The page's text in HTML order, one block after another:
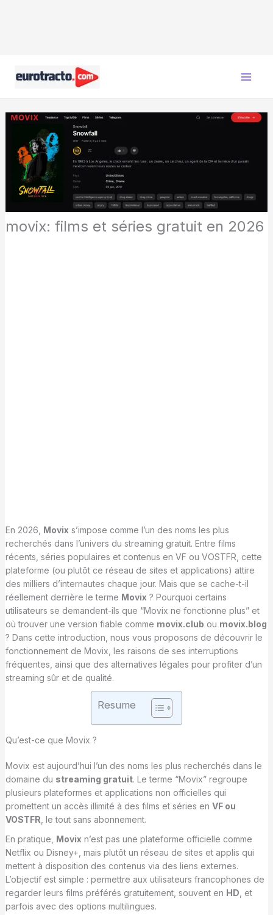
movix: films et séries gratuit en 2026
En 2026, Movix s’impose comme l’un des noms les plus
recherchés dans l’univers du streaming gratuit. Entre films
récents, séries populaires et contenus en VF ou VOSTFR, cette
plateforme (ou plutôt ce réseau de sites et applications) attire
des milliers d’internautes chaque jour. Mais que se cache-t-il
réellement derrière le terme Movix ? Pourquoi certains
utilisateurs se demandent-ils que “Movix ne fonctionne plus” et
où trouver une version fiable comme movix.club ou movix.blog
? Dans cette introduction, nous vous proposons de découvrir le
fonctionnement de Movix, les raisons de ses interruptions
fréquentes, ainsi que des alternatives légales pour profiter d’un
streaming sûr et de qualité.
Resume
Qu’est-ce que Movix ?
Movix est aujourd’hui l’un des noms les plus recherchés dans le
domaine du streaming gratuit. Le terme “Movix” regroupe
plusieurs plateformes et applications non officielles qui
promettent un accès illimité à des films et séries en VF ou
VOSTFR , le tout sans abonnement.
En pratique, Movix n’est pas une plateforme officielle comme
Netflix ou Disney+, mais plutôt un réseau de sites et applis qui
mettent à disposition des contenus via des liens externes.
L’objectif est simple : permettre aux utilisateurs francophones de
regarder leurs films préférés gratuitement, souvent en HD , et
parfois avec des options multilingues.